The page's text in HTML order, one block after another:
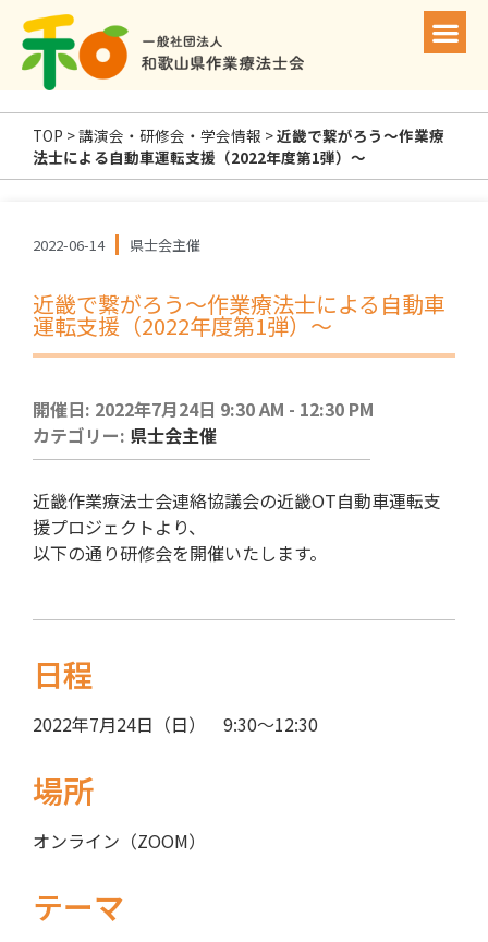
TOP >講演会・研修会・学会情報 >近畿で繋がろう〜作業療
法士による自動車運転支援（2022年度第1弾）〜
2022-06-14 県士会主催
近畿で繋がろう〜作業療法士による自動車
運転支援（2022年度第1弾）〜
開催日: 2022年7月24日 9:30 AM - 12:30 PM
カテゴリー: 県士会主催
近畿作業療法士会連絡協議会の近畿OT自動車運転支
援プロジェクトより、
以下の通り研修会を開催いたします。
日程
2022年7月24日（日） 9:30〜12:30
場所
オンライン（ZOOM）
テーマ